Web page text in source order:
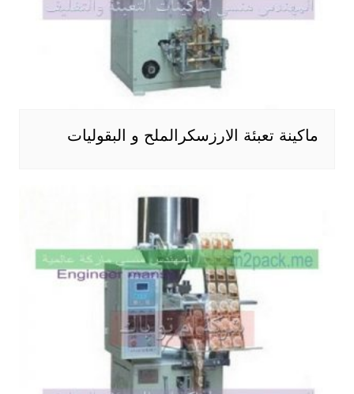
ماكينة تعبئة الارزسكرالملح و البقوليات